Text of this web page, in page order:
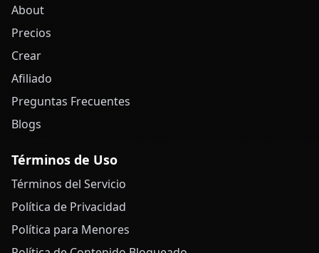
About
Precios
Crear
Afiliado
Preguntas Frecuentes
Blogs
Términos de Uso
Términos del Servicio
Política de Privacidad
Política para Menores